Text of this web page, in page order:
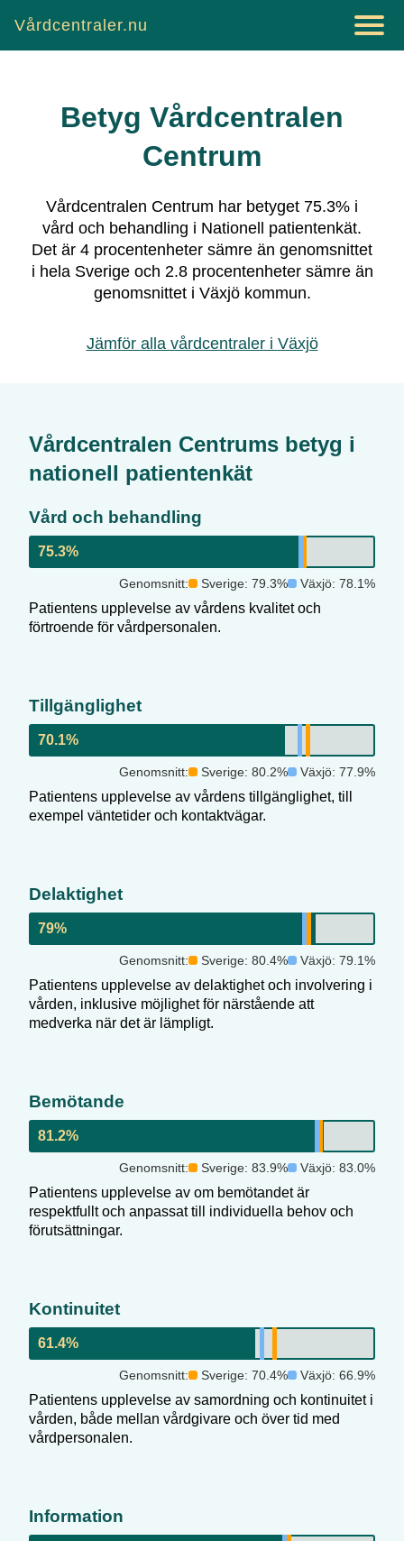
Vårdcentraler.nu
Betyg Vårdcentralen
Centrum
Vårdcentralen Centrum har betyget 75.3% i
vård och behandling i Nationell patientenkät.
Det är 4 procentenheter sämre än genomsnittet
i hela Sverige och 2.8procentenheter sämre än
genomsnittet i Växjökommun.
Jämför alla vårdcentraler i Växjö
Vårdcentralen Centrums betyg i
nationell patientenkät
Vård och behandling
75.3%
Genomsnitt: Sverige: 79.3% Växjö: 78.1%
Patientens upplevelse av vårdens kvalitet och
förtroende för vårdpersonalen.
Tillgänglighet
70.1%
Genomsnitt: Sverige: 80.2% Växjö: 77.9%
Patientens upplevelse av vårdens tillgänglighet, till
exempel väntetider och kontaktvägar.
Delaktighet
79%
Genomsnitt: Sverige: 80.4% Växjö: 79.1%
Patientens upplevelse av delaktighet och involvering i
vården, inklusive möjlighet för närstående att
medverka när det är lämpligt.
Bemötande
81.2%
Genomsnitt: Sverige: 83.9% Växjö: 83.0%
Patientens upplevelse av om bemötandet är
respektfullt och anpassat till individuella behov och
förutsättningar.
Kontinuitet
61.4%
Genomsnitt: Sverige: 70.4% Växjö: 66.9%
Patientens upplevelse av samordning och kontinuitet i
vården, både mellan vårdgivare och över tid med
vårdpersonalen.
Information